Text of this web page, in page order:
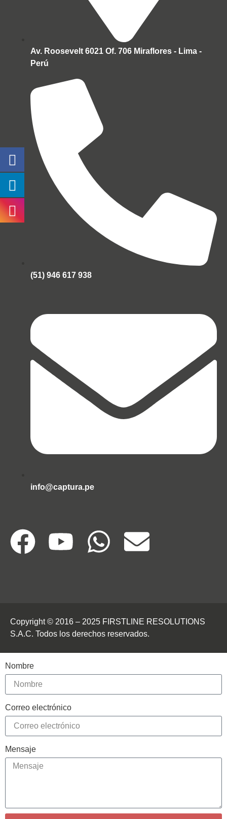
Av. Roosevelt 6021 Of. 706 Miraflores - Lima -
Perú
(51) 946 617 938
info@captura.pe
Copyright © 2016 – 2025 FIRSTLINE RESOLUTIONS
S.A.C. Todos los derechos reservados.
Nombre
Correo electrónico
Mensaje